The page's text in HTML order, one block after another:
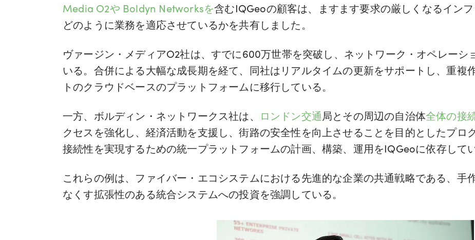
Media O2や Boldyn Networksを含むIQGeoの顧客は、ますます要求の厳しくなるインフ
どのように業務を適応させているかを共有しました。
ヴァージン・メディアO2社は、すでに600万世帯を突破し、ネットワーク・オペレーシ
いる。合併による大幅な成長期を経て、同社はリアルタイムの更新をサポートし、重複
トのクラウドベースのプラットフォームに移行している。
一方、ボルディン・ネットワークス社は、
ロンドン交通局とその周辺の自治体全体の接
クセスを強化し、経済活動を支援し、街路の安全性を向上させることを目的としたプロ
接続性を実現するための統一プラットフォームの計画、構築、運用をIQGeoに依存して
これらの例は、ファイバー・エコシステムにおける先進的な企業の共通戦略である、手
なくす拡張性のある統合システムへの投資を強調している。